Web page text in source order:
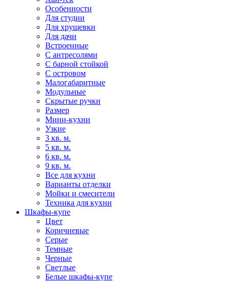
Особенности
Для студии
Для хрущевки
Для дачи
Встроенные
С антресолями
С барной стойкой
С островом
Малогабаритные
Модульные
Скрытые ручки
Размер
Мини-кухни
Узкие
3 кв. м.
5 кв. м.
6 кв. м.
9 кв. м.
Все для кухни
Варианты отделки
Мойки и смесители
Техника для кухни
Шкафы-купе
Цвет
Коричневые
Серые
Темные
Черные
Светлые
Белые шкафы-купе